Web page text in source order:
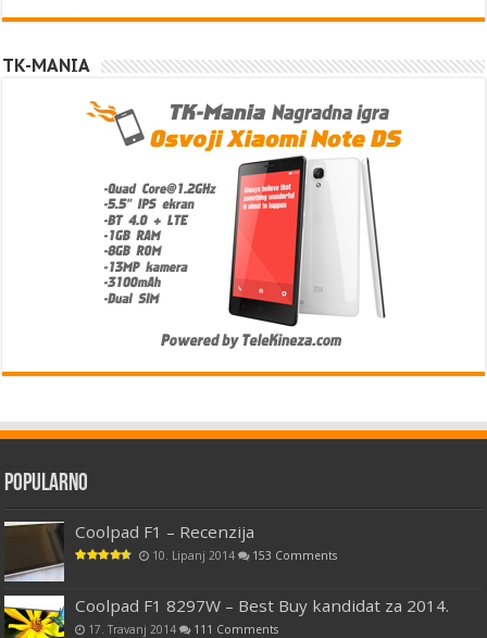
TK-MANIA
Popularno
Coolpad F1 – Recenzija
10. Lipanj 2014 153 Comments
Coolpad F1 8297W – Best Buy kandidat za 2014.
17. Travanj 2014 111 Comments